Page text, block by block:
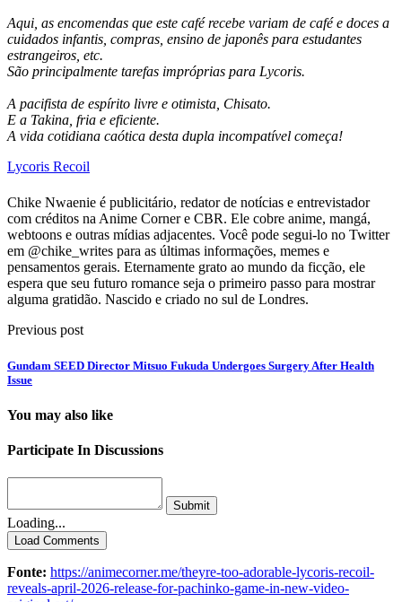
Aqui, as encomendas que este café recebe variam de café e doces a
cuidados infantis, compras, ensino de japonês para estudantes
estrangeiros, etc.
São principalmente tarefas impróprias para Lycoris.
A pacifista de espírito livre e otimista, Chisato.
E a Takina, fria e eficiente.
A vida cotidiana caótica desta dupla incompatível começa!
Lycoris Recoil
Chike Nwaenie é publicitário, redator de notícias e entrevistador
com créditos na Anime Corner e CBR. Ele cobre anime, mangá,
webtoons e outras mídias adjacentes. Você pode segui-lo no Twitter
em @chike_writes para as últimas informações, memes e
pensamentos gerais. Eternamente grato ao mundo da ficção, ele
espera que seu futuro romance seja o primeiro passo para mostrar
alguma gratidão. Nascido e criado no sul de Londres.
Previous post
Gundam SEED Director Mitsuo Fukuda Undergoes Surgery After Health
Issue
You may also like
Participate In Discussions
Submit
Loading...
Load Comments
Fonte: https://animecorner.me/theyre-too-adorable-lycoris-recoil-
reveals-april-2026-release-for-pachinko-game-in-new-video-